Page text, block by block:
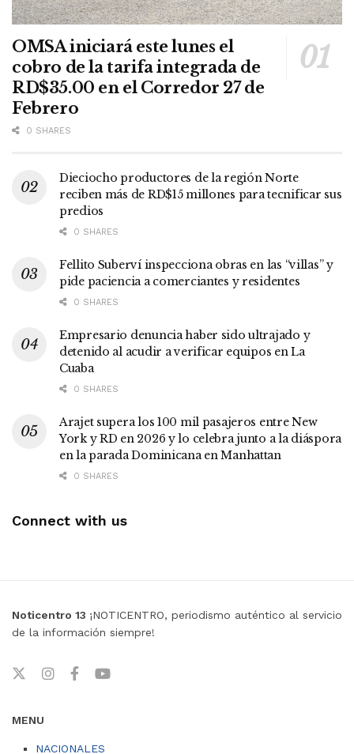
OMSA iniciará este lunes el
cobro de la tarifa integrada de
RD$35.00 en el Corredor 27 de
Febrero
0 SHARES
Dieciocho productores de la región Norte
reciben más de RD$15 millones para tecnificar sus
predios
0 SHARES
Fellito Suberví inspecciona obras en las “villas” y
pide paciencia a comerciantes y residentes
0 SHARES
Empresario denuncia haber sido ultrajado y
detenido al acudir a verificar equipos en La
Cuaba
0 SHARES
Arajet supera los 100 mil pasajeros entre New
York y RD en 2026 y lo celebra junto a la diáspora
en la parada Dominicana en Manhattan
0 SHARES
Connect with us
Noticentro 13 ¡NOTICENTRO, periodismo auténtico al servicio
de la información siempre!
MENU
NACIONALES